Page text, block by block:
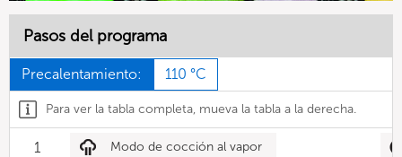
Pasos del programa
Precalentamiento: 110 °C
Para ver la tabla completa, mueva la tabla a la derecha.
1 Modo de cocción al vapor